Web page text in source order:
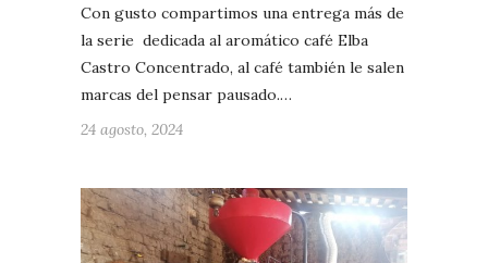
Con gusto compartimos una entrega más de
la serie dedicada al aromático café Elba
Castro Concentrado, al café también le salen
marcas del pensar pausado.…
24 agosto, 2024